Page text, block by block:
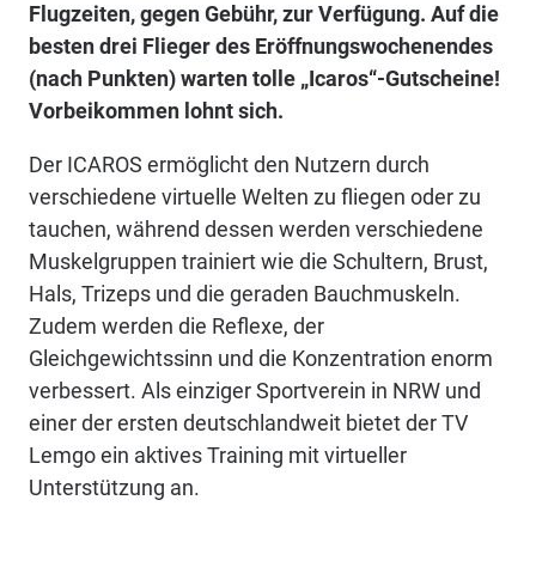
Flugzeiten, gegen Gebühr, zur Verfügung. Auf die
besten drei Flieger des Eröffnungswochenendes
(nach Punkten) warten tolle „Icaros“-Gutscheine!
Vorbeikommen lohnt sich.
Der ICAROS ermöglicht den Nutzern durch
verschiedene virtuelle Welten zu fliegen oder zu
tauchen, während dessen werden verschiedene
Muskelgruppen trainiert wie die Schultern, Brust,
Hals, Trizeps und die geraden Bauchmuskeln.
Zudem werden die Reflexe, der
Gleichgewichtssinn und die Konzentration enorm
verbessert. Als einziger Sportverein in NRW und
einer der ersten deutschlandweit bietet der TV
Lemgo ein aktives Training mit virtueller
Unterstützung an.